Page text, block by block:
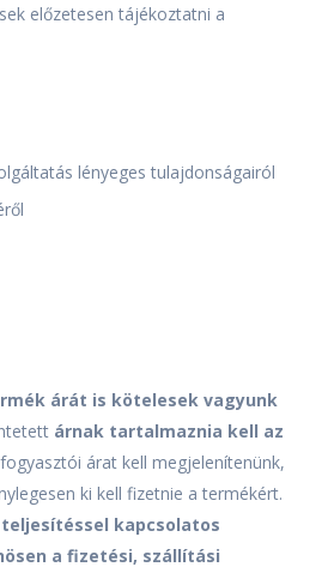
előzetesen tájékoztatni a
lényeges tulajdonságairól
árát is kötelesek vagyunk
árnak tartalmaznia kell az
árat kell megjelenítenünk,
ki kell fizetnie a termékért.
kapcsolatos
a fizetési, szállítási